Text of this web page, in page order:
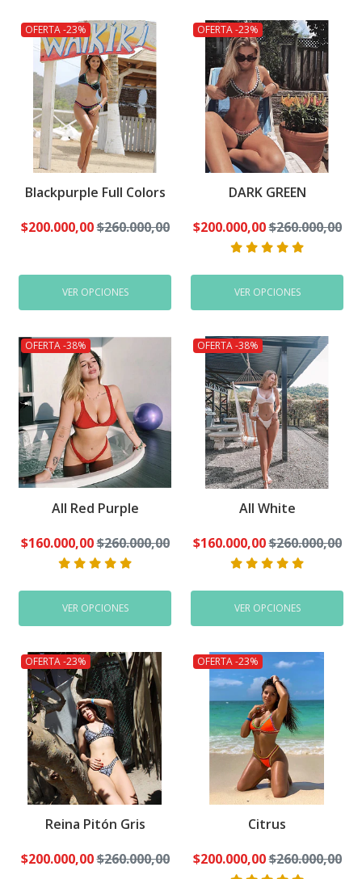
OFERTA -23%
Blackpurple Full Colors
$200.000,00$260.000,00
VER OPCIONES
OFERTA -23%
DARK GREEN
$200.000,00$260.000,00
VER OPCIONES
OFERTA -38%
All Red Purple
$160.000,00$260.000,00
VER OPCIONES
OFERTA -38%
All White
$160.000,00$260.000,00
VER OPCIONES
OFERTA -23%
Reina Pitón Gris
$200.000,00$260.000,00
OFERTA -23%
Citrus
$200.000,00$260.000,00